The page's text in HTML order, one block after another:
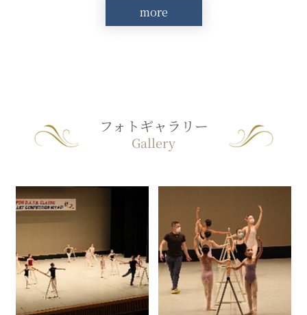
more
フォトギャラリー
Gallery